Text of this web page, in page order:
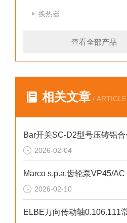
换热器
查看全部产品
相关文章 / ARTICLE
2026-02-04
2026-02-10